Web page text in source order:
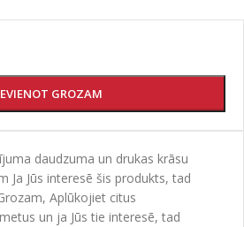
GROZAM
daudzuma un drukas krāsu
Ja Jūs interesē šis produkts, tad
Aplūkojiet citus
un ja Jūs tie interesē, tad